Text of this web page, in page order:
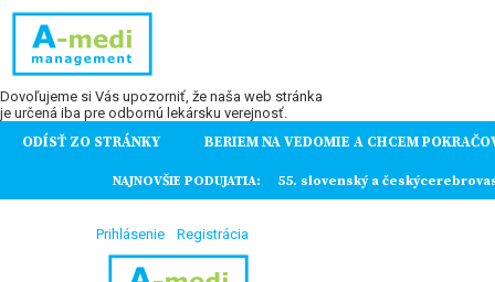
Dovoľujeme si Vás upozorniť, že naša web stránka
je určená iba pre odbornú lekársku verejnosť.
ODÍSŤ ZO STRÁNKY BERIEM NA VEDOMIE A CHCEM
NAJNOVŠIE PODUJATIA: 55. slovenský a
Prihlásenie Registrácia